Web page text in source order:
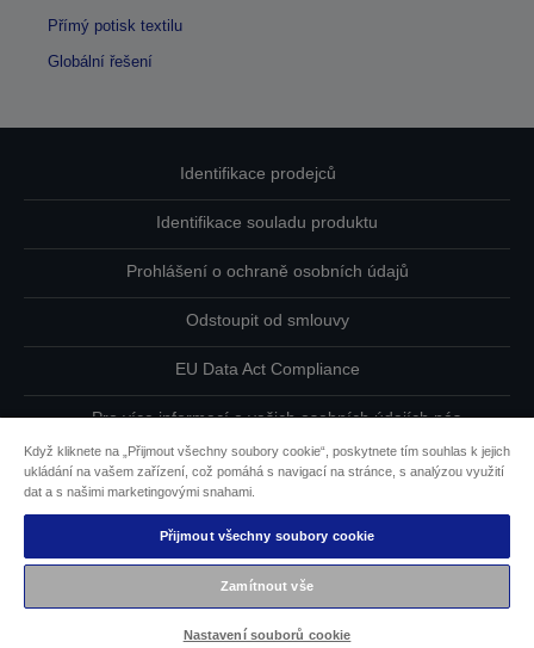
Přímý potisk textilu
Globální řešení
Identifikace prodejců
Identifikace souladu produktu
Prohlášení o ochraně osobních údajů
Odstoupit od smlouvy
EU Data Act Compliance
Pro více informací o vašich osobních údajích nás
Informace o souborech cookie
Závazek usnadnění přístupu společnosti Epson
Copyright © 2026 Seiko Epson
Když kliknete na „Přijmout všechny soubory cookie“, poskytnete tím souhlas k jejich
ukládání na vašem zařízení, což pomáhá s navigací na stránce, s analýzou využití
dat a s našimi marketingovými snahami.
Přijmout všechny soubory cookie
Zamítnout vše
Nastavení souborů cookie